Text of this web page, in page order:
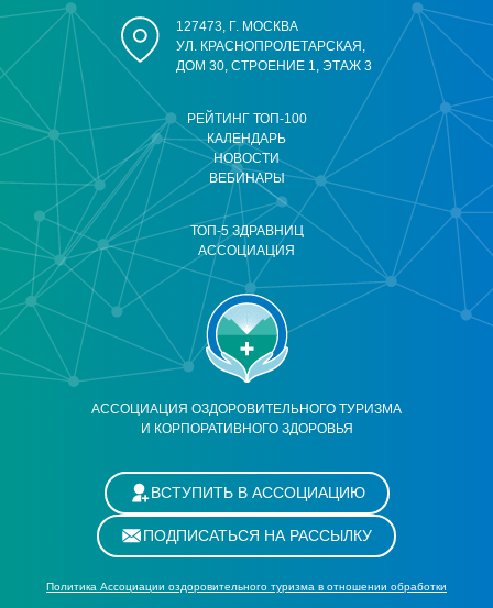
АССОЦИАЦИЯ ОЗДОРОВИТЕЛЬНОГО ТУРИЗМА
И КОРПОРАТИВНОГО ЗДОРОВЬЯ
РЕЙТИНГ ТОП-100
КАЛЕНДАРЬ
НОВОСТИ
ВЕБИНАРЫ
ТОП-5 ЗДРАВНИЦ
АССОЦИАЦИЯ
127473, Г. МОСКВА
УЛ. КРАСНОПРОЛЕТАРСКАЯ,
ДОМ 30, СТРОЕНИЕ 1, ЭТАЖ 3
ВСТУПИТЬ В АССОЦИАЦИЮ
ПОДПИСАТЬСЯ НА РАССЫЛКУ
Политика Ассоциации оздоровительного туризма в отношении обработки